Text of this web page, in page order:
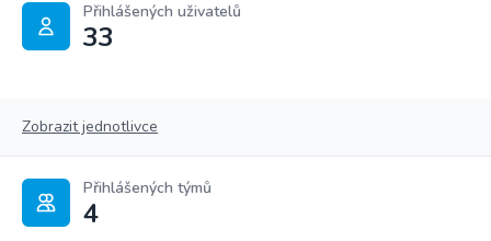
Přihlášených uživatelů
33
Zobrazit jednotlivce
Přihlášených týmů
4